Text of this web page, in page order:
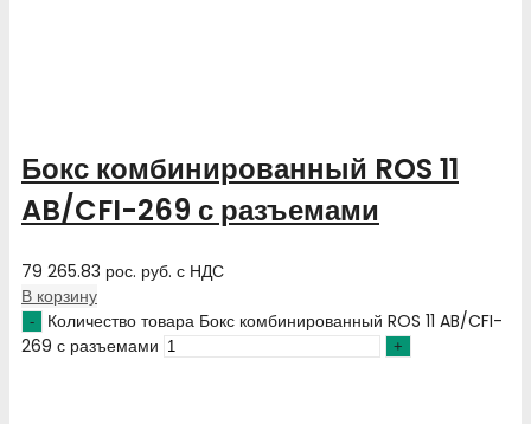
Бокс комбинированный ROS 11
AB/CFI-269 с разъемами
79 265.83 рос. руб. с НДС
В корзину
Количество товара Бокс комбинированный ROS 11 AB/CFI-
269 с разъемами